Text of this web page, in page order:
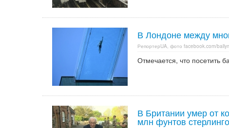
В Лондоне между
РепортерUA, фото facebook.com/
Отмечается, что посетить
В Британии умер от
млн фунтов